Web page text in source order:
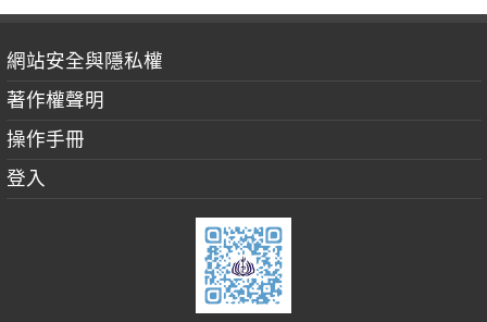
網站安全與隱私權
著作權聲明
操作手冊
登入